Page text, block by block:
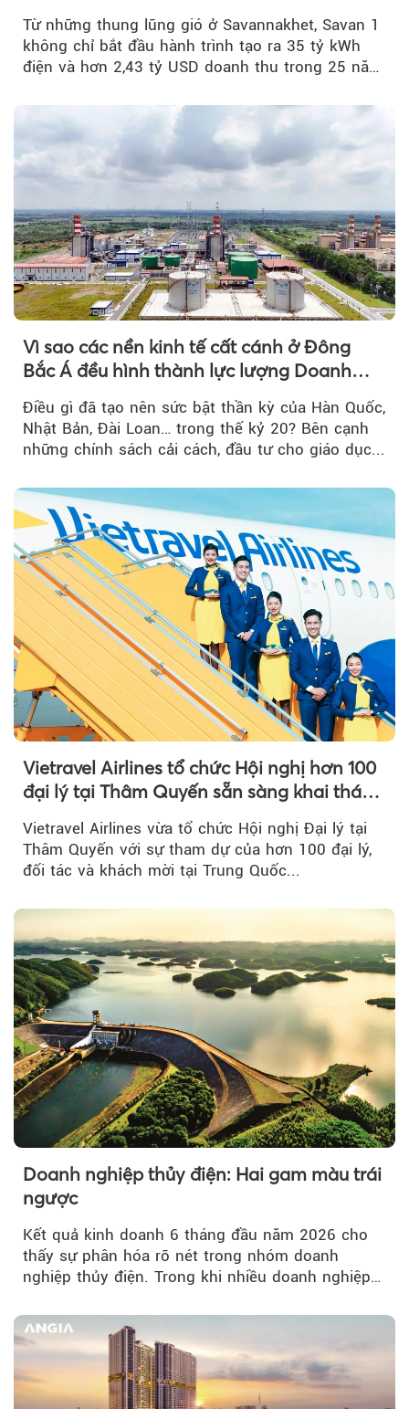
Từ những thung lũng gió ở Savannakhet, Savan 1
không chỉ bắt đầu hành trình tạo ra 35 tỷ kWh
điện và hơn 2,43 tỷ USD doanh thu trong 25 năm
Vì sao các nền kinh tế cất cánh ở Đông
Bắc Á đều hình thành lực lượng Doanh
Điều gì đã tạo nên sức bật thần kỳ của Hàn Quốc,
Nhật Bản, Đài Loan… trong thế kỷ 20? Bên cạnh
những chính sách cải cách, đầu tư cho giáo dục...
Vietravel Airlines tổ chức Hội nghị hơn 100
đại lý tại Thâm Quyến sẵn sàng khai thác
đường bay thẳng TP.HCM - Thâm Quyến
Vietravel Airlines vừa tổ chức Hội nghị Đại lý tại
Thâm Quyến với sự tham dự của hơn 100 đại lý,
đối tác và khách mời tại Trung Quốc...
Doanh nghiệp thủy điện: Hai gam màu trái
ngược
Kết quả kinh doanh 6 tháng đầu năm 2026 cho
thấy sự phân hóa rõ nét trong nhóm doanh
nghiệp thủy điện. Trong khi nhiều doanh nghiệp